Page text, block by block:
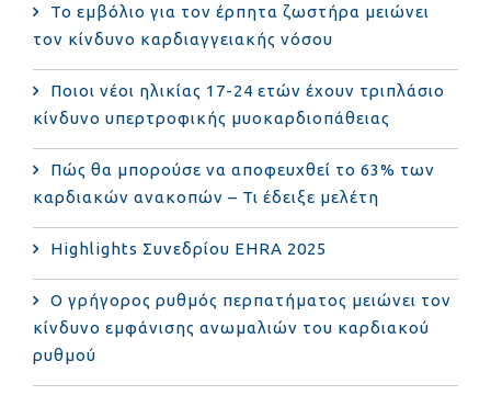
Το εμβόλιο για τον έρπητα ζωστήρα μειώνει
τον κίνδυνο καρδιαγγειακής νόσου
Ποιοι νέοι ηλικίας 17-24 ετών έχουν τριπλάσιο
κίνδυνο υπερτροφικής μυοκαρδιοπάθειας
Πώς θα μπορούσε να αποφευχθεί το 63% των
καρδιακών ανακοπών – Τι έδειξε μελέτη
Highlights Συνεδρίου EHRA 2025
Ο γρήγορος ρυθμός περπατήματος μειώνει τον
κίνδυνο εμφάνισης ανωμαλιών του καρδιακού
ρυθμού